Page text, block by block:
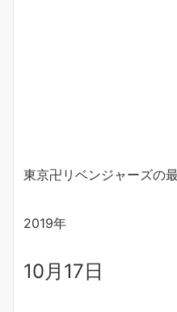
東京卍リベンジャーズの
2019年
10月17日